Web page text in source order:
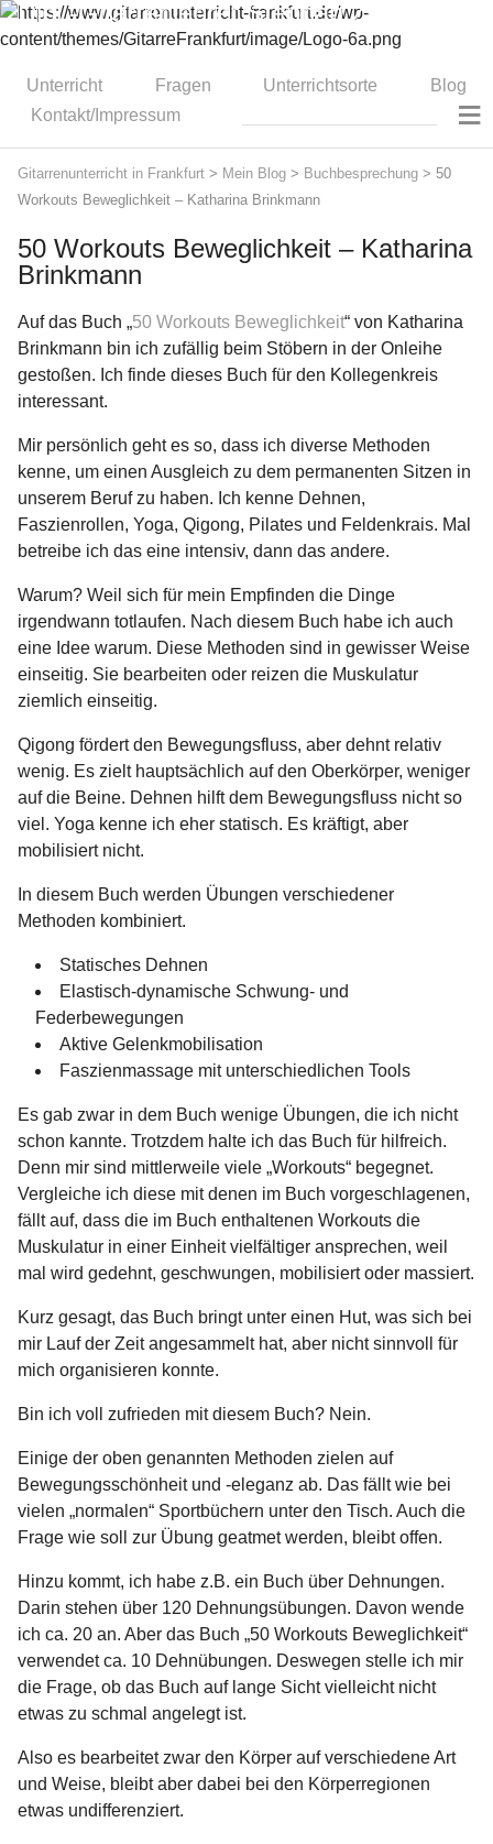
Dipl.-Gitarrenlehrer Stephan Zitzmann
Unterricht Fragen Unterrichtsorte
Blog
Kontakt/Impressum
≡
Gitarrenunterricht in Frankfurt > Mein Blog > Buchbesprechung > 50
Workouts Beweglichkeit – Katharina Brinkmann
50 Workouts Beweglichkeit – Katharina
Brinkmann
Auf das Buch „50 Workouts Beweglichkeit“ von Katharina
Brinkmann bin ich zufällig beim Stöbern in der Onleihe
gestoßen. Ich finde dieses Buch für den Kollegenkreis
interessant.
Mir persönlich geht es so, dass ich diverse Methoden
kenne, um einen Ausgleich zu dem permanenten Sitzen in
unserem Beruf zu haben. Ich kenne Dehnen,
Faszienrollen, Yoga, Qigong, Pilates und Feldenkrais. Mal
betreibe ich das eine intensiv, dann das andere.
Warum? Weil sich für mein Empfinden die Dinge
irgendwann totlaufen. Nach diesem Buch habe ich auch
eine Idee warum. Diese Methoden sind in gewisser Weise
einseitig. Sie bearbeiten oder reizen die Muskulatur
ziemlich einseitig.
Qigong fördert den Bewegungsfluss, aber dehnt relativ
wenig. Es zielt hauptsächlich auf den Oberkörper, weniger
auf die Beine. Dehnen hilft dem Bewegungsfluss nicht so
viel. Yoga kenne ich eher statisch. Es kräftigt, aber
mobilisiert nicht.
In diesem Buch werden Übungen verschiedener
Methoden kombiniert.
Statisches Dehnen
Elastisch-dynamische Schwung- und
Federbewegungen
Aktive Gelenkmobilisation
Faszienmassage mit unterschiedlichen Tools
Es gab zwar in dem Buch wenige Übungen, die ich nicht
schon kannte. Trotzdem halte ich das Buch für hilfreich.
Denn mir sind mittlerweile viele „Workouts“ begegnet.
Vergleiche ich diese mit denen im Buch vorgeschlagenen,
fällt auf, dass die im Buch enthaltenen Workouts die
Muskulatur in einer Einheit vielfältiger ansprechen, weil
mal wird gedehnt, geschwungen, mobilisiert oder massiert.
Kurz gesagt, das Buch bringt unter einen Hut, was sich bei
mir Lauf der Zeit angesammelt hat, aber nicht sinnvoll für
mich organisieren konnte.
Bin ich voll zufrieden mit diesem Buch? Nein.
Einige der oben genannten Methoden zielen auf
Bewegungsschönheit und -eleganz ab. Das fällt wie bei
vielen „normalen“ Sportbüchern unter den Tisch. Auch die
Frage wie soll zur Übung geatmet werden, bleibt offen.
Hinzu kommt, ich habe z.B. ein Buch über Dehnungen.
Darin stehen über 120 Dehnungsübungen. Davon wende
ich ca. 20 an. Aber das Buch „50 Workouts Beweglichkeit“
verwendet ca. 10 Dehnübungen. Deswegen stelle ich mir
die Frage, ob das Buch auf lange Sicht vielleicht nicht
etwas zu schmal angelegt ist.
Also es bearbeitet zwar den Körper auf verschiedene Art
und Weise, bleibt aber dabei bei den Körperregionen
etwas undifferenziert.